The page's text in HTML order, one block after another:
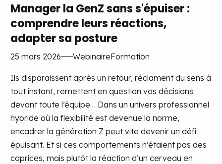
Manager la GenZ sans s'épuiser :
comprendre leurs réactions,
adapter sa posture
25 mars 2026 WebinaireFormation
Ils disparaissent après un retour, réclament du sens à
tout instant, remettent en question vos décisions
devant toute l’équipe… Dans un univers professionnel
hybride où la flexibilité est devenue la norme,
encadrer la génération Z peut vite devenir un défi
épuisant. Et si ces comportements n’étaient pas des
caprices, mais plutôt la réaction d’un cerveau en